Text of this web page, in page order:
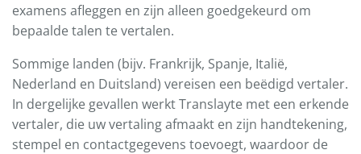
examens afleggen en zijn alleen goedgekeurd om
bepaalde talen te vertalen.
Sommige landen (bijv. Frankrijk, Spanje, Italië,
Nederland en Duitsland) vereisen een beëdigd vertaler.
In dergelijke gevallen werkt Translayte met een erkende
vertaler, die uw vertaling afmaakt en zijn handtekening,
stempel en contactgegevens toevoegt, waardoor de